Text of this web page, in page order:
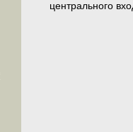
центрального